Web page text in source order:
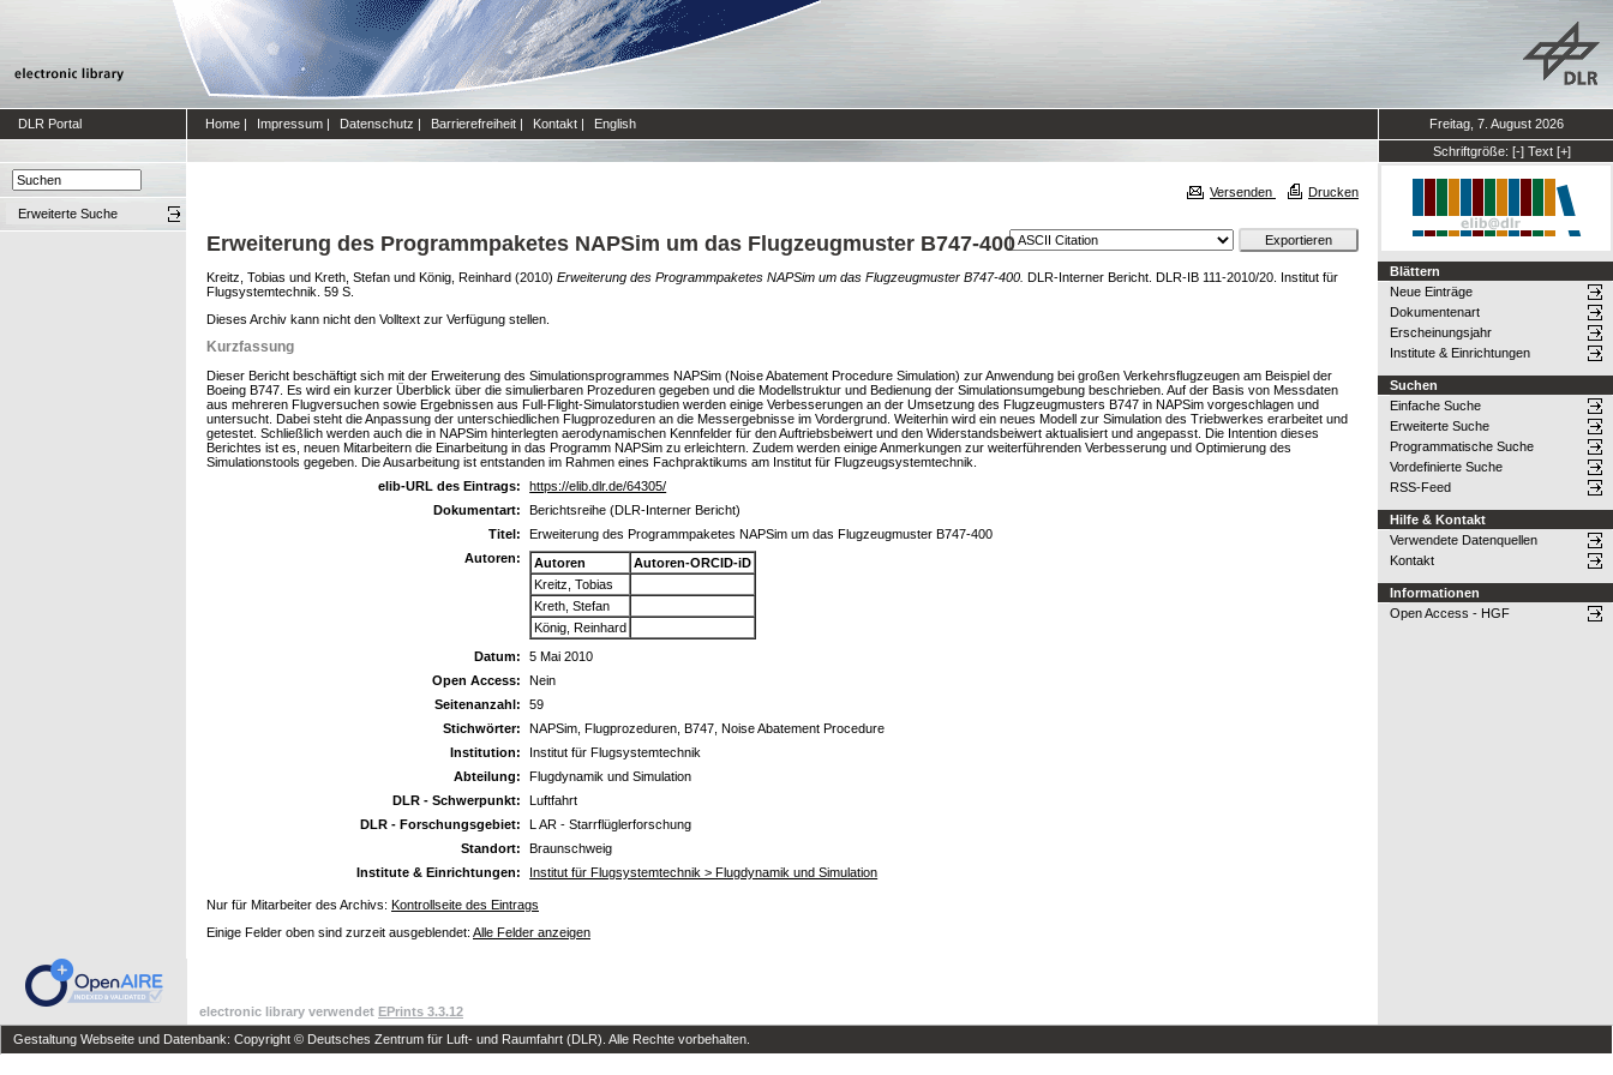
DLR Portal Home | Impressum | Datenschutz | Barrierefreiheit | Kontakt | English
Freitag, 7. August 2026
Schriftgröße: [-] Text [+]
Erweiterte Suche
Versenden Drucken
Erweiterung des Programmpaketes NAPSim um das Flugzeugmuster B747-400
Kreitz, Tobias und Kreth, Stefan und König, Reinhard (2010) Erweiterung des Programmpaketes NAPSim um das Flugzeugmuster B747-400. DLR-Interner Bericht. DLR-IB 111-2010/20. Institut für
Flugsystemtechnik. 59 S.
Dieses Archiv kann nicht den Volltext zur Verfügung stellen.
Kurzfassung
Dieser Bericht beschäftigt sich mit der Erweiterung des Simulationsprogrammes NAPSim (Noise Abatement Procedure Simulation) zur Anwendung bei großen Verkehrsflugzeugen am Beispiel der
Boeing B747. Es wird ein kurzer Überblick über die simulierbaren Prozeduren gegeben und die Modellstruktur und Bedienung der Simulationsumgebung beschrieben. Auf der Basis von Messdaten
aus mehreren Flugversuchen sowie Ergebnissen aus Full-Flight-Simulatorstudien werden einige Verbesserungen an der Umsetzung des Flugzeugmusters B747 in NAPSim vorgeschlagen und
untersucht. Dabei steht die Anpassung der unterschiedlichen Flugprozeduren an die Messergebnisse im Vordergrund. Weiterhin wird ein neues Modell zur Simulation des Triebwerkes erarbeitet und
getestet. Schließlich werden auch die in NAPSim hinterlegten aerodynamischen Kennfelder für den Auftriebsbeiwert und den Widerstandsbeiwert aktualisiert und angepasst. Die Intention dieses
Berichtes ist es, neuen Mitarbeitern die Einarbeitung in das Programm NAPSim zu erleichtern. Zudem werden einige Anmerkungen zur weiterführenden Verbesserung und Optimierung des
Simulationstools gegeben. Die Ausarbeitung ist entstanden im Rahmen eines Fachpraktikums am Institut für Flugzeugsystemtechnik.
elib-URL des Eintrags:
https://elib.dlr.de/64305/
Dokumentart:
Berichtsreihe (DLR-Interner Bericht)
Titel:
Erweiterung des Programmpaketes NAPSim um das Flugzeugmuster B747-400
Autoren:
Autoren
Autoren-ORCID-iD
Kreitz, Tobias
Kreth, Stefan
König, Reinhard
Datum:
5 Mai 2010
Open Access:
Nein
Seitenanzahl:
59
Stichwörter:
NAPSim, Flugprozeduren, B747, Noise Abatement Procedure
Institution:
Institut für Flugsystemtechnik
Abteilung:
Flugdynamik und Simulation
DLR - Schwerpunkt:
Luftfahrt
DLR - Forschungsgebiet:
L AR - Starrflüglerforschung
Standort:
Braunschweig
Institute & Einrichtungen:
Institut für Flugsystemtechnik > Flugdynamik und Simulation
Nur für Mitarbeiter des Archivs: Kontrollseite des Eintrags
Einige Felder oben sind zurzeit ausgeblendet: Alle Felder anzeigen
Blättern
Neue Einträge
Dokumentenart
Erscheinungsjahr
Institute & Einrichtungen
Suchen
Einfache Suche
Erweiterte Suche
Programmatische Suche
Vordefinierte Suche
RSS-Feed
Hilfe & Kontakt
Verwendete Datenquellen
Kontakt
Informationen
Open Access - HGF
electronic library verwendet EPrints 3.3.12
Gestaltung Webseite und Datenbank: Copyright © Deutsches Zentrum für Luft- und Raumfahrt (DLR). Alle Rechte vorbehalten.